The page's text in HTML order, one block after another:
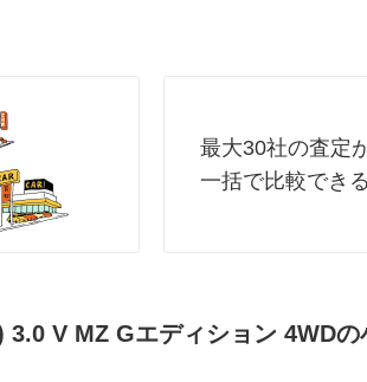
最大30社の査定
一括で比較できる
3.0 V MZ Gエディション 4WDの